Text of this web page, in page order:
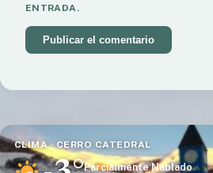
ENTRADA.
CLIMA · DINA HUAPI
Parcialmente Nublado